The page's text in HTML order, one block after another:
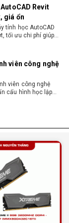
viên công nghệ
viên công nghệ
cấu hình học lập
hay PC ?
PC? Đây là băn
khi chọn máy học
chọn thiết bị chuẩn
Triệu 2026: Cấu
phù hợp ngành
chọn cấu hình,
năng nâng cấp hợp lý.
dưới 15 triệu
dưới 15 triệu mượt
các thương hiệu
sinh viên sử dụng